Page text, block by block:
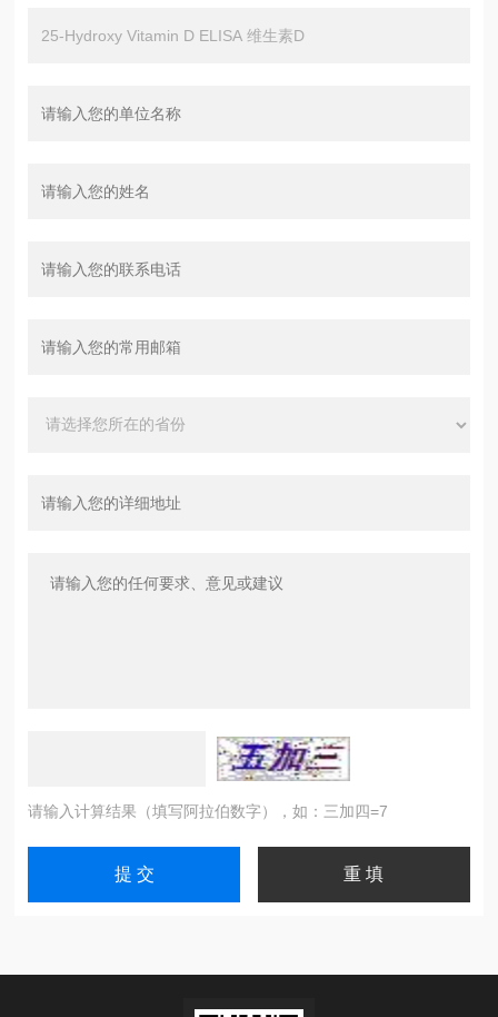
请输入计算结果（填写阿拉伯数字），如：三加四=7